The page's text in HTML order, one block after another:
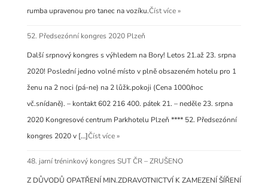
rumba upravenou pro tanec na vozíku.Číst více »
52. Předsezónní kongres 2020 Plzeň
Další srpnový kongres s výhledem na Bory! Letos 21.až 23. srpna
2020! Poslední jedno volné místo v plně obsazeném hotelu pro 1
ženu na 2 noci (pá-ne) na 2 lůžk.pokoji (Cena 1000/noc
vč.snídaně). – kontakt 602 216 400. pátek 21. – neděle 23. srpna
2020 Kongresové centrum Parkhotelu Plzeň **** 52. Předsezónní
kongres 2020 v […]Číst více »
48. jarní tréninkový kongres SUT ČR – ZRUŠENO
Z DŮVODŮ OPATŘENÍ MIN.ZDRAVOTNICTVÍ K ZAMEZENÍ ŠÍŘENÍ